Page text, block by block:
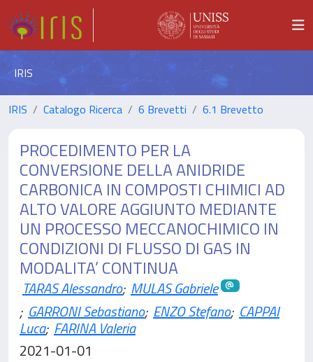
IRIS
IRIS Catalogo Ricerca 6 Brevetti 6.1 Brevetto
PROCEDIMENTO PER LA
CONVERSIONE DELLA ANIDRIDE
CARBONICA IN COMPOSTI CHIMICI AD
ALTO VALORE AGGIUNTO MEDIANTE
UN PROCESSO MECCANOCHIMICO IN
CONDIZIONI DI FLUSSO DI GAS IN
MODALITA’ CONTINUA
TARAS Alessandro; MULAS Gabriele
; GARRONI Sebastiano; ENZO Stefano; CAPPAI
Luca; FARINA Valeria
2021-01-01